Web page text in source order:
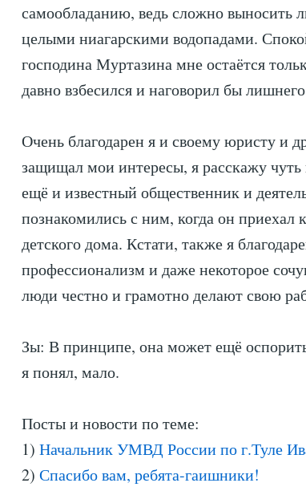
самообладанию, ведь сложно выносить
целыми ниагарскими водопадами.
господина Муртазина мне остаётся
давно взбесился и наговорил бы
Очень благодарен я и своему юристу и
защищал мои интересы, я расскажу
ещё и известный общественник и
познакомились с ним, когда он приехал
детского дома. Кстати, также я
профессионализм и даже некоторое
люди честно и грамотно делают свою
Зы: В принципе, она может ещё
я понял, мало.
Посты и новости по теме:
1) Начальник УМВД России по г.Туле
2) Спасибо вам, ребята-гаишники!